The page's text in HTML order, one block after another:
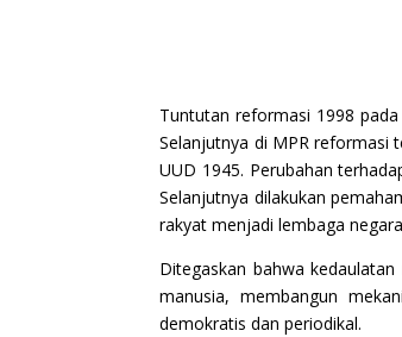
Tuntutan reformasi 1998
Selanjutnya di MPR reformasi
UUD 1945. Perubahan
Selanjutnya dilakukan
rakyat menjadi lembaga
Ditegaskan bahwa
manusia, membangun
demokratis dan periodikal.